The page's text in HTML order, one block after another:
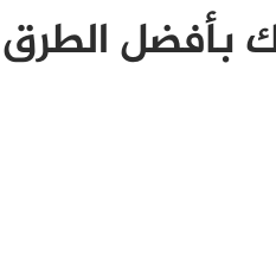
بأفضل الطرق